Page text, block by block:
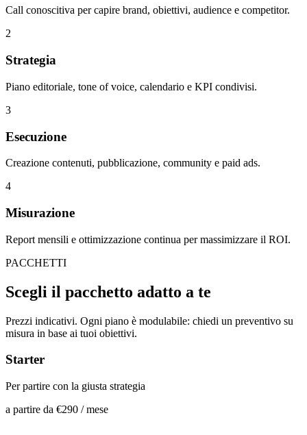
Call conoscitiva per capire brand, obiettivi, audience e competitor.
2
Strategia
Piano editoriale, tone of voice, calendario e KPI condivisi.
3
Esecuzione
Creazione contenuti, pubblicazione, community e paid ads.
4
Misurazione
Report mensili e ottimizzazione continua per massimizzare il ROI.
PACCHETTI
Scegli il pacchetto adatto a te
Prezzi indicativi. Ogni piano è modulabile: chiedi un preventivo su
misura in base ai tuoi obiettivi.
Starter
Per partire con la giusta strategia
a partire da €290 / mese